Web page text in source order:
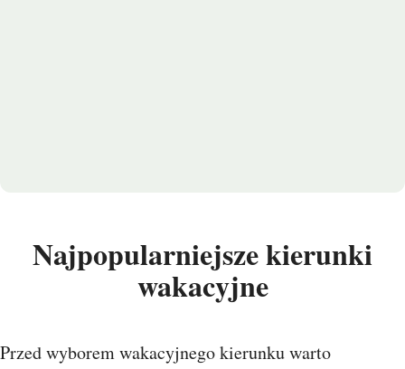
Najpopularniejsze kierunki
wakacyjne
Przed wyborem wakacyjnego kierunku warto